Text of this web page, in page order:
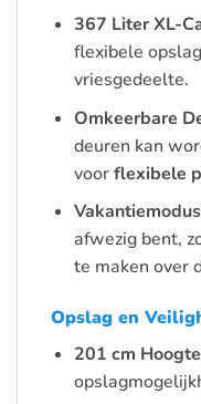
367 Liter XL-
flexibele
vriesgedeelte.
Omkeerbare
deuren kan
voorflexibele
afwezig bent,
te maken over
Opslag en
201 cm